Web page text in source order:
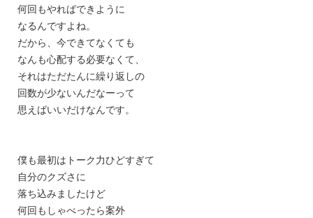
何回もやればできように
なるんですよね。
だから、今できてなくても
なんも心配する必要なくて、
それはただたんに繰り返しの
回数が少ないんだなーって
思えばいいだけなんです。
僕も最初はトーク力ひどすぎて
自分のクズさに
落ち込みましたけど
何回もしゃべったら案外